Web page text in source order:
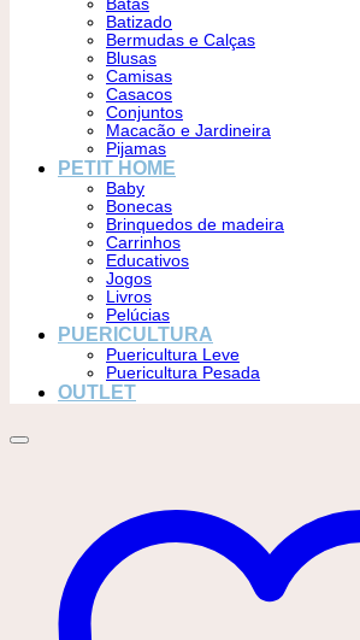
Batas
Batizado
Bermudas e Calças
Blusas
Camisas
Casacos
Conjuntos
Macacão e Jardineira
Pijamas
PETIT HOME
Baby
Bonecas
Brinquedos de madeira
Carrinhos
Educativos
Jogos
Livros
Pelúcias
PUERICULTURA
Puericultura Leve
Puericultura Pesada
OUTLET